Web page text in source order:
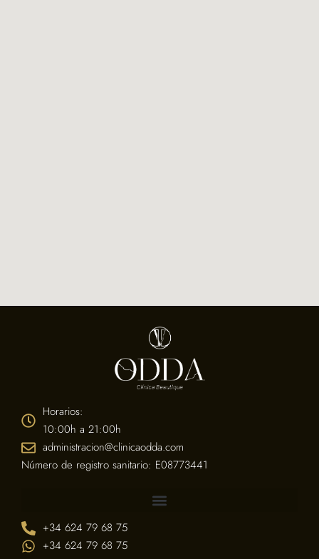
Horarios:
10:00h a 21:00h
administracion@clinicaodda.com
Número de registro sanitario: E08773441
+34 624 79 68 75
+34 624 79 68 75